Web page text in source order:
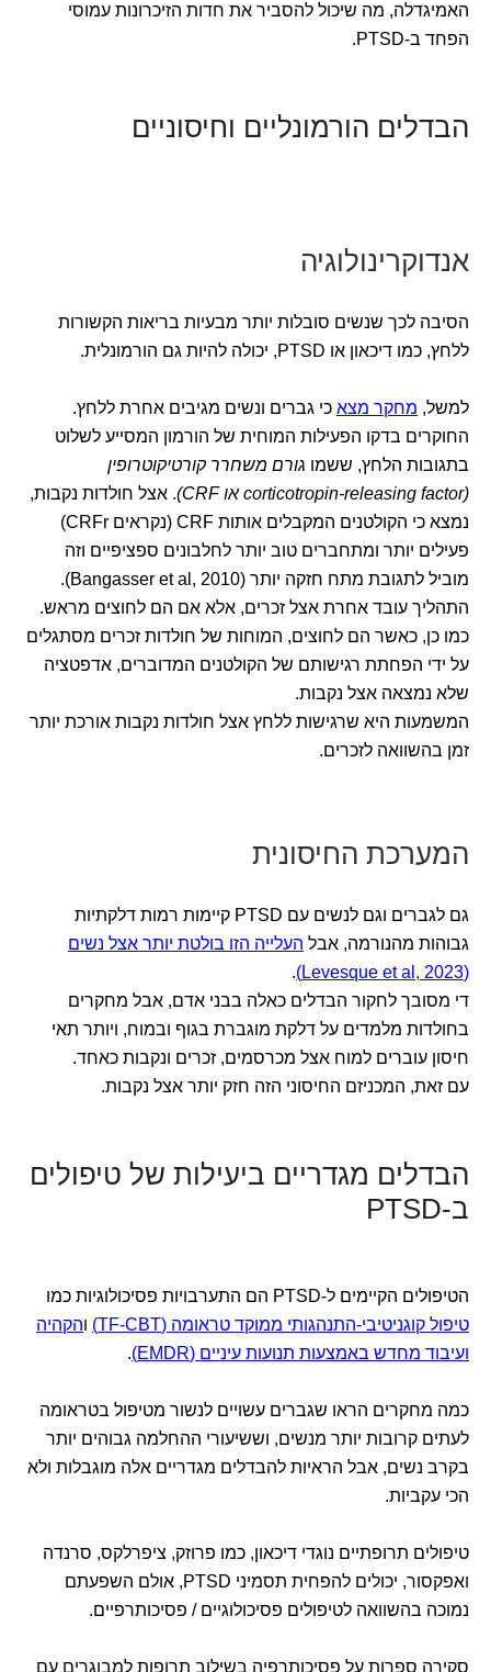
האמיגדלה, מה שיכול להסביר את חדות הזיכרונות עמוסי
הפחד ב-PTSD.
הבדלים הורמונליים וחיסוניים
אנדוקרינולוגיה
הסיבה לכך שנשים סובלות יותר מבעיות בריאות הקשורות
ללחץ, כמו דיכאון או PTSD, יכולה להיות גם הורמונלית.
למשל, מחקר מצא כי גברים ונשים מגיבים אחרת ללחץ.
החוקרים בדקו הפעילות המוחית של הורמון המסייע לשלוט
בתגובות הלחץ, ששמו גורם משחרר קורטיקוטרופין
(corticotropin-releasing factor או CRF)
. אצל חולדות נקבות,
נמצא כי הקולטנים המקבלים אותות CRF (נקראים CRFr)
פעילים יותר ומתחברים טוב יותר לחלבונים ספציפיים וזה
מוביל לתגובת מתח חזקה יותר (Bangasser et al, 2010).
התהליך עובד אחרת אצל זכרים, אלא אם הם לחוצים מראש.
כמו כן, כאשר הם לחוצים, המוחות של חולדות זכרים מסתגלים
על ידי הפחתת רגישותם של הקולטנים המדוברים, אדפטציה
שלא נמצאה אצל נקבות.
המשמעות היא שרגישות ללחץ אצל חולדות נקבות אורכת יותר
זמן בהשוואה לזכרים.
המערכת החיסונית
גם לגברים וגם לנשים עם PTSD קיימות רמות דלקתיות
גבוהות מהנורמה, אבל העלייה הזו בולטת יותר אצל נשים
(Levesque et al, 2023)
.
די מסובך לחקור הבדלים כאלה בבני אדם, אבל מחקרים
בחולדות מלמדים על דלקת מוגברת בגוף ובמוח, ויותר תאי
חיסון עוברים למוח אצל מכרסמים, זכרים ונקבות כאחד.
עם זאת, המכניזם החיסוני הזה חזק יותר אצל נקבות.
הבדלים מגדריים ביעילות של טיפולים
ב-PTSD
הטיפולים הקיימים ל-PTSD הם התערבויות פסיכולוגיות כמו
טיפול קוגניטיבי-התנהגותי ממוקד טראומה (TF-CBT)
והקהיה
ועיבוד מחדש באמצעות תנועות עיניים (EMDR)
.
כמה מחקרים הראו שגברים עשויים לנשור מטיפול בטראומה
לעתים קרובות יותר מנשים, וששיעורי ההחלמה גבוהים יותר
בקרב נשים, אבל הראיות להבדלים מגדריים אלה מוגבלות ולא
הכי עקביות.
טיפולים תרופתיים נוגדי דיכאון, כמו פרוזק, ציפרלקס, סרנדה
ואפקסור, יכולים להפחית תסמיני PTSD, אולם השפעתם
נמוכה בהשוואה לטיפולים פסיכולוגיים / פסיכותרפיים.
סקירה ספרות על פסיכותרפיה בשילוב תרופות למבוגרים עם